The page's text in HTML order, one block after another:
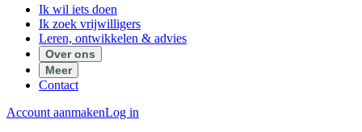
Ik wil iets doen
Ik zoek vrijwilligers
Leren, ontwikkelen & advies
Over ons
Meer
Contact
Account aanmakenLog in